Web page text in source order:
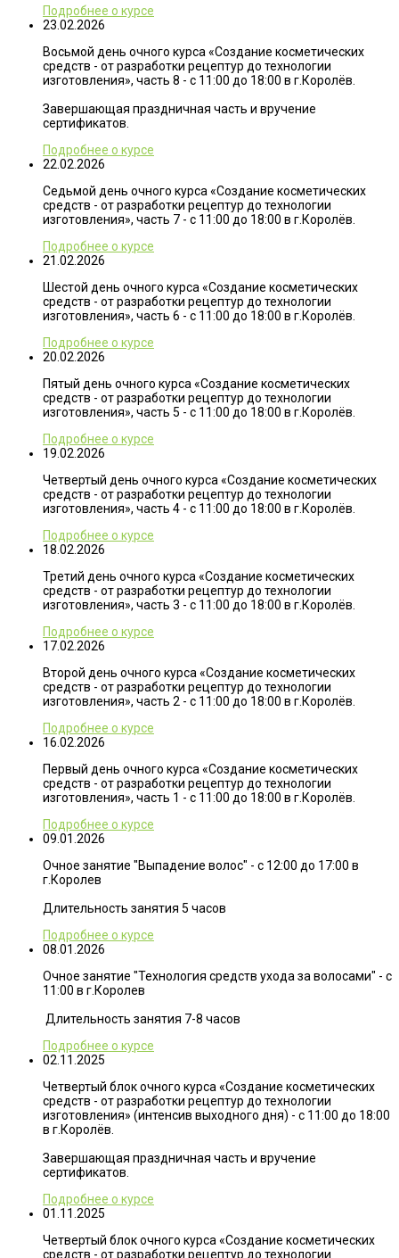
Подробнее о курсе
23.02.2026
Восьмой день очного курса «Создание косметических
средств - от разработки рецептур до технологии
изготовления», часть 8 - с 11:00 до 18:00 в г.Королёв.
Завершающая праздничная часть и вручение
сертификатов.
Подробнее о курсе
22.02.2026
Седьмой день очного курса «Создание косметических
средств - от разработки рецептур до технологии
изготовления», часть 7 - с 11:00 до 18:00 в г.Королёв.
Подробнее о курсе
21.02.2026
Шестой день очного курса «Создание косметических
средств - от разработки рецептур до технологии
изготовления», часть 6 - с 11:00 до 18:00 в г.Королёв.
Подробнее о курсе
20.02.2026
Пятый день очного курса «Создание косметических
средств - от разработки рецептур до технологии
изготовления», часть 5 - с 11:00 до 18:00 в г.Королёв.
Подробнее о курсе
19.02.2026
Четвертый день очного курса «Создание косметических
средств - от разработки рецептур до технологии
изготовления», часть 4 - с 11:00 до 18:00 в г.Королёв.
Подробнее о курсе
18.02.2026
Третий день очного курса «Создание косметических
средств - от разработки рецептур до технологии
изготовления», часть 3 - с 11:00 до 18:00 в г.Королёв.
Подробнее о курсе
17.02.2026
Второй день очного курса «Создание косметических
средств - от разработки рецептур до технологии
изготовления», часть 2 - с 11:00 до 18:00 в г.Королёв.
Подробнее о курсе
16.02.2026
Первый день очного курса «Создание косметических
средств - от разработки рецептур до технологии
изготовления», часть 1 - с 11:00 до 18:00 в г.Королёв.
Подробнее о курсе
09.01.2026
Очное занятие "Выпадение волос" - с 12:00 до 17:00 в
г.Королев
Длительность занятия 5 часов
Подробнее о курсе
08.01.2026
Очное занятие "Технология средств ухода за волосами" - с
11:00 в г.Королев
Длительность занятия 7-8 часов
Подробнее о курсе
02.11.2025
Четвертый блок очного курса «Создание косметических
средств - от разработки рецептур до технологии
изготовления» (интенсив выходного дня) - с 11:00 до 18:00
в г.Королёв.
Завершающая праздничная часть и вручение
сертификатов.
Подробнее о курсе
01.11.2025
Четвертый блок очного курса «Создание косметических
средств - от разработки рецептур до технологии